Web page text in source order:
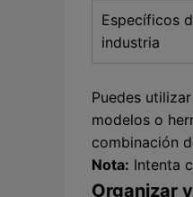
Específicos
industria
Puedes
modelos o
combinación
Nota: Intenta
Organizar